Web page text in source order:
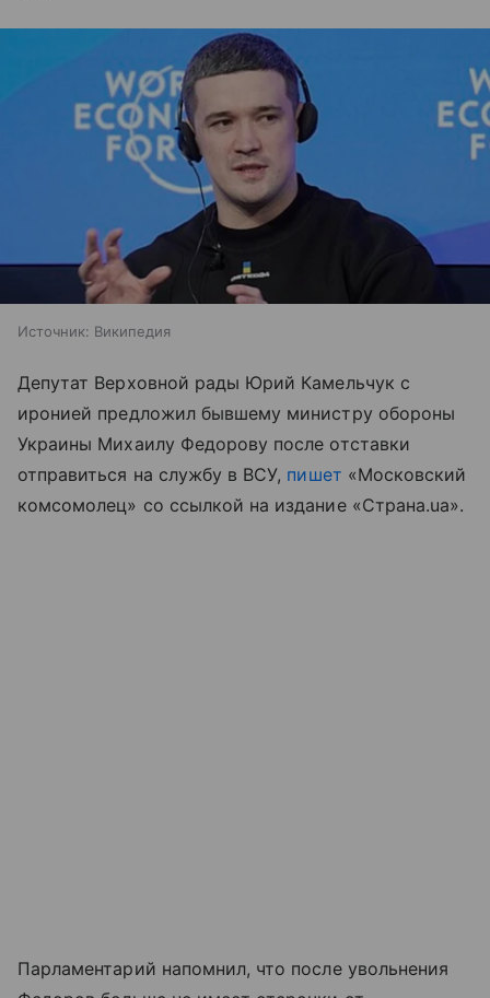
Источник: Википедия
Депутат Верховной рады Юрий Камельчук с
иронией предложил бывшему министру обороны
Украины Михаилу Федорову после отставки
отправиться на службу в ВСУ, пишет «Московский
комсомолец» со ссылкой на издание «Страна.ua».
Парламентарий напомнил, что после увольнения